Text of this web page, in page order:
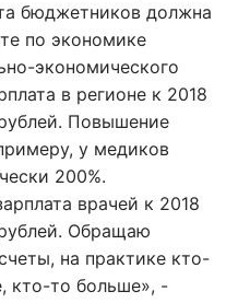
бюджетников должна
по экономике
экономического
в регионе к 2018
Повышение
у медиков
200%.
врачей к 2018
Обращаю
на практике кто-
кто-то больше», -